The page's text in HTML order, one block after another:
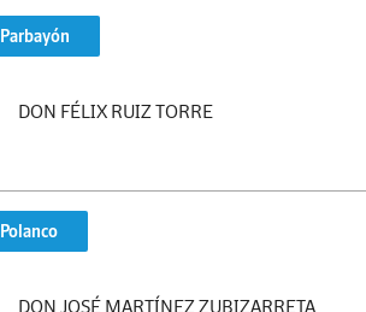
Parbayón
DON FÉLIX RUIZ TORRE
Polanco
DON JOSÉ MARTÍNEZ ZUBIZARRETA